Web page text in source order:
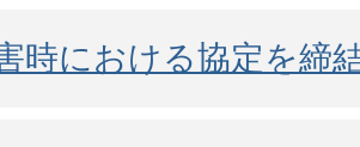
時における協定を締